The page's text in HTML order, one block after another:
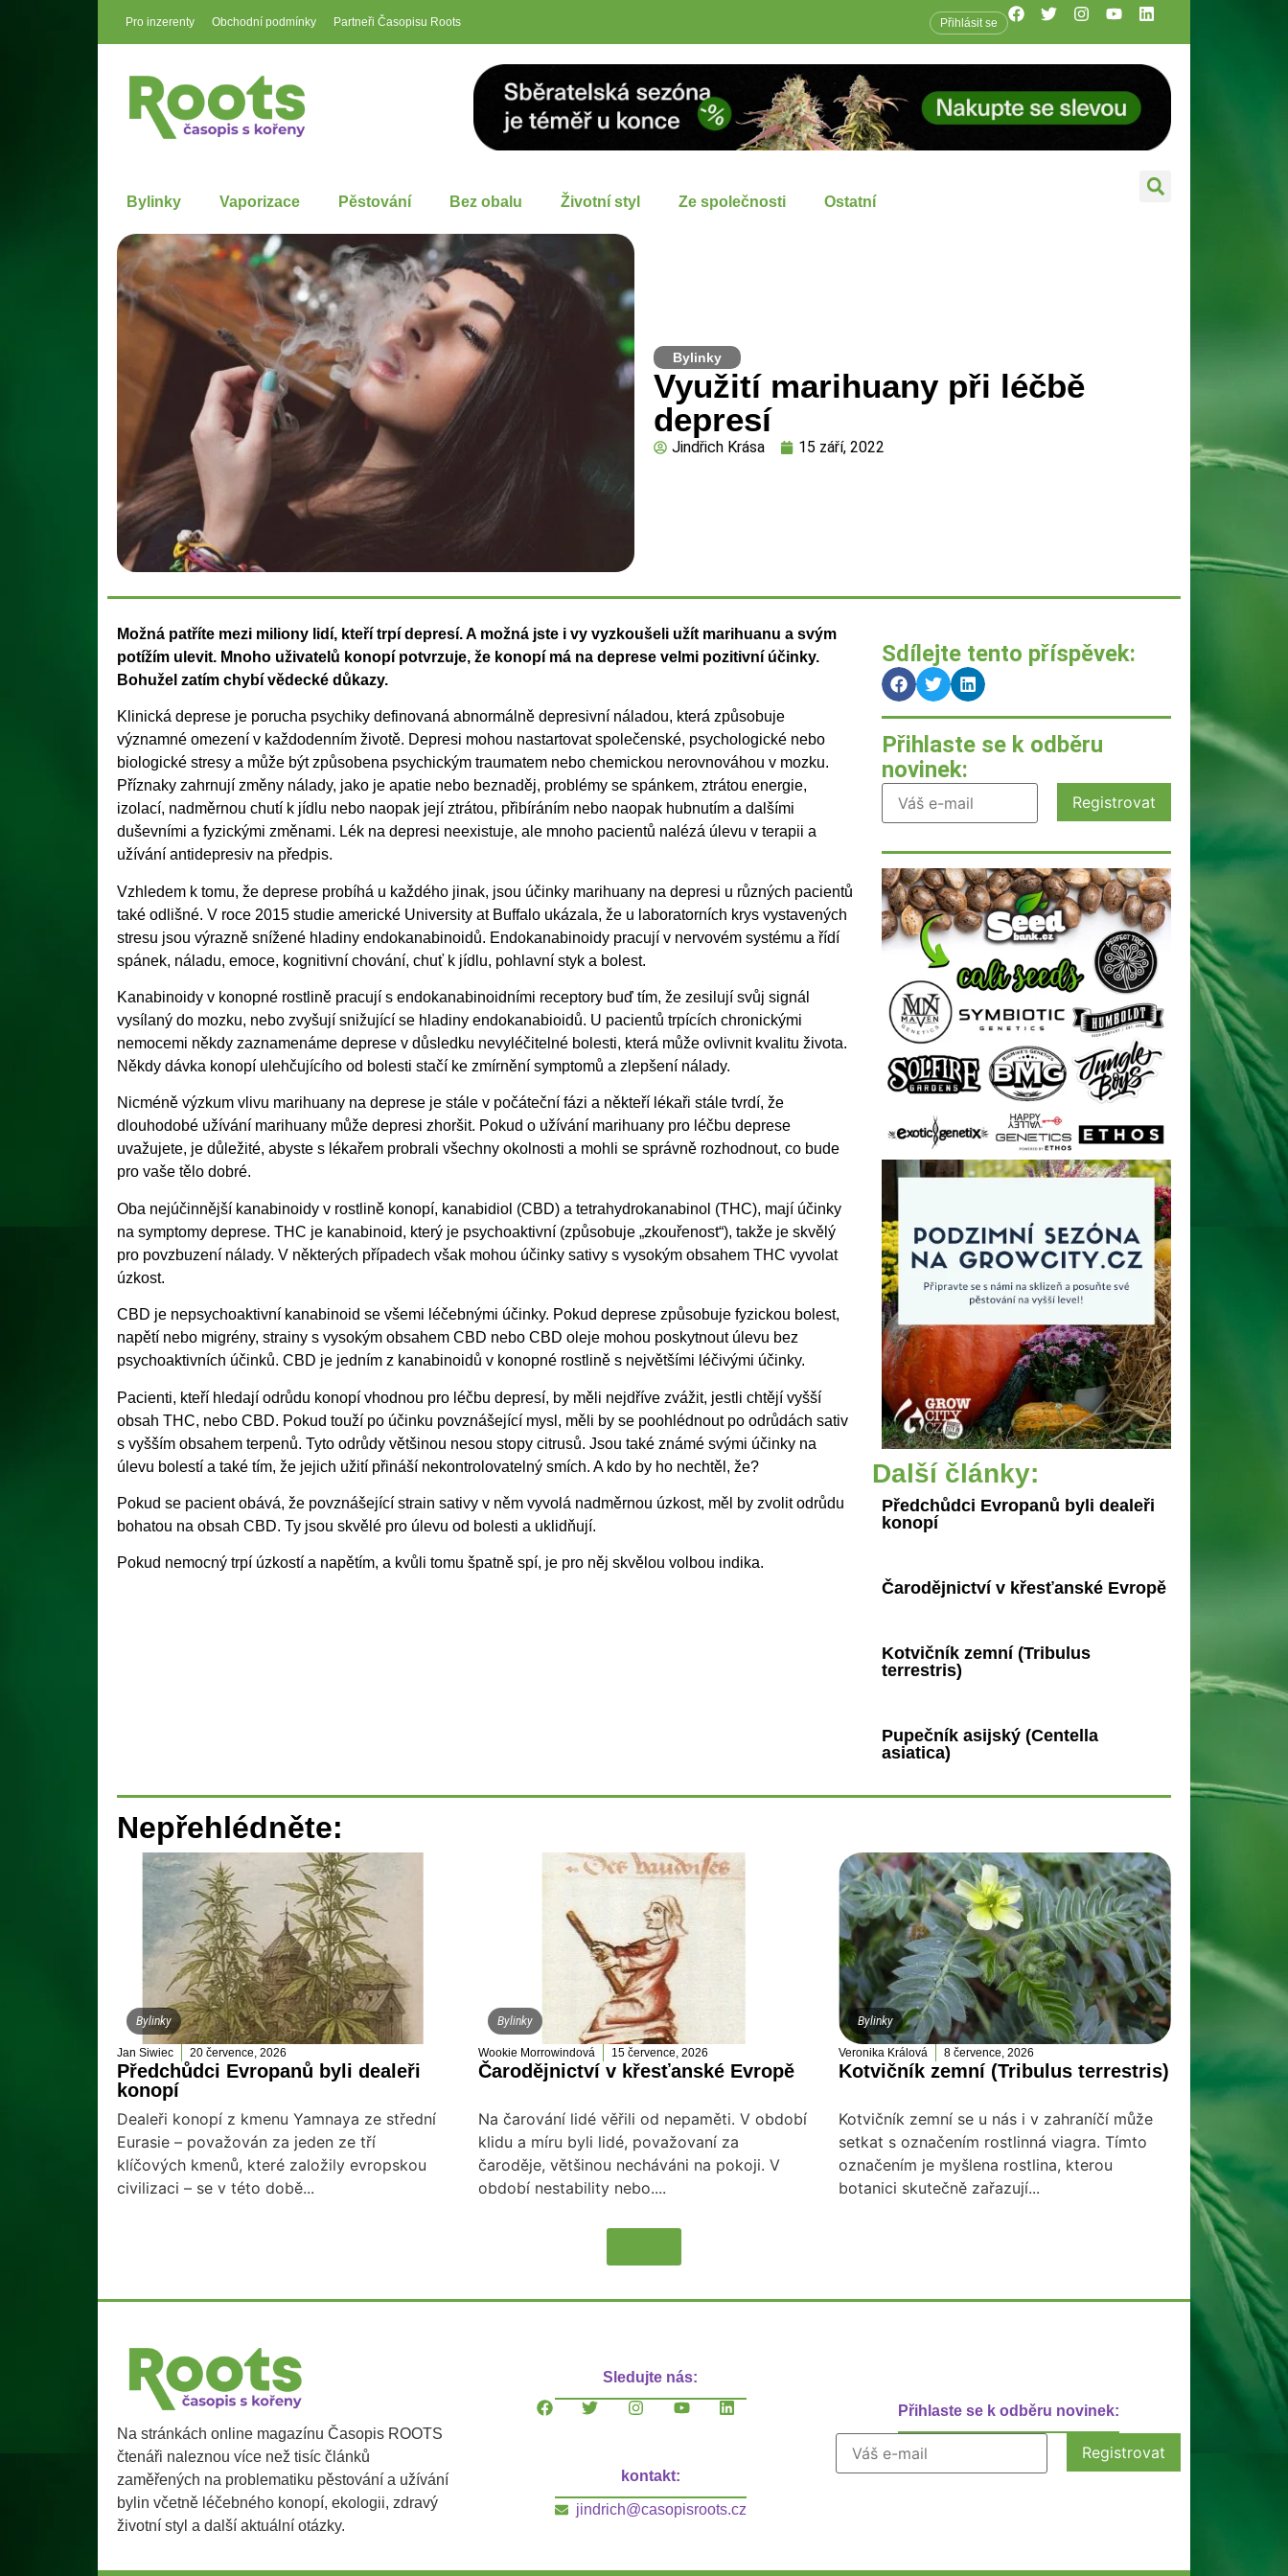
Pro inzerenty Obchodní podmínky Partneři Časopisu Roots Přihlásit se
Bylinky Vaporizace Pěstování Bez obalu Životní styl Ze společnosti Ostatní
Bylinky
Využití marihuany při léčbě
depresí
Jindřich Krása 15 září, 2022
Možná patříte mezi miliony lidí, kteří trpí depresí. A možná jste i vy vyzkoušeli užít marihuanu a svým
potížím ulevit. Mnoho uživatelů konopí potvrzuje, že konopí má na deprese velmi pozitivní účinky.
Bohužel zatím chybí vědecké důkazy.
Klinická deprese je porucha psychiky definovaná abnormálně depresivní náladou, která způsobuje
významné omezení v každodenním životě. Depresi mohou nastartovat společenské, psychologické nebo
biologické stresy a může být způsobena psychickým traumatem nebo chemickou nerovnováhou v mozku.
Příznaky zahrnují změny nálady, jako je apatie nebo beznaděj, problémy se spánkem, ztrátou energie,
izolací, nadměrnou chutí k jídlu nebo naopak její ztrátou, přibíráním nebo naopak hubnutím a dalšími
duševními a fyzickými změnami. Lék na depresi neexistuje, ale mnoho pacientů nalézá úlevu v terapii a
užívání antidepresiv na předpis.
Vzhledem k tomu, že deprese probíhá u každého jinak, jsou účinky marihuany na depresi u různých pacientů
také odlišné. V roce 2015 studie americké University at Buffalo ukázala, že u laboratorních krys vystavených
stresu jsou výrazně snížené hladiny endokanabinoidů. Endokanabinoidy pracují v nervovém systému a řídí
spánek, náladu, emoce, kognitivní chování, chuť k jídlu, pohlavní styk a bolest.
Kanabinoidy v konopné rostlině pracují s endokanabinoidními receptory buď tím, že zesilují svůj signál
vysílaný do mozku, nebo zvyšují snižující se hladiny endokanabioidů. U pacientů trpících chronickými
nemocemi někdy zaznamenáme deprese v důsledku nevyléčitelné bolesti, která může ovlivnit kvalitu života.
Někdy dávka konopí ulehčujícího od bolesti stačí ke zmírnění symptomů a zlepšení nálady.
Nicméně výzkum vlivu marihuany na deprese je stále v počáteční fázi a někteří lékaři stále tvrdí, že
dlouhodobé užívání marihuany může depresi zhoršit. Pokud o užívání marihuany pro léčbu deprese
uvažujete, je důležité, abyste s lékařem probrali všechny okolnosti a mohli se správně rozhodnout, co bude
pro vaše tělo dobré.
Oba nejúčinnější kanabinoidy v rostlině konopí, kanabidiol (CBD) a tetrahydrokanabinol (THC), mají účinky
na symptomy deprese. THC je kanabinoid, který je psychoaktivní (způsobuje „zkouřenost“), takže je skvělý
pro povzbuzení nálady. V některých případech však mohou účinky sativy s vysokým obsahem THC vyvolat
úzkost.
CBD je nepsychoaktivní kanabinoid se všemi léčebnými účinky. Pokud deprese způsobuje fyzickou bolest,
napětí nebo migrény, strainy s vysokým obsahem CBD nebo CBD oleje mohou poskytnout úlevu bez
psychoaktivních účinků. CBD je jedním z kanabinoidů v konopné rostlině s největšími léčivými účinky.
Pacienti, kteří hledají odrůdu konopí vhodnou pro léčbu depresí, by měli nejdříve zvážit, jestli chtějí vyšší
obsah THC, nebo CBD. Pokud touží po účinku povznášející mysl, měli by se poohlédnout po odrůdách sativ
s vyšším obsahem terpenů. Tyto odrůdy většinou nesou stopy citrusů. Jsou také známé svými účinky na
úlevu bolestí a také tím, že jejich užití přináší nekontrolovatelný smích. A kdo by ho nechtěl, že?
Pokud se pacient obává, že povznášející strain sativy v něm vyvolá nadměrnou úzkost, měl by zvolit odrůdu
bohatou na obsah CBD. Ty jsou skvělé pro úlevu od bolesti a uklidňují.
Pokud nemocný trpí úzkostí a napětím, a kvůli tomu špatně spí, je pro něj skvělou volbou indika.
Sdílejte tento příspěvek:
Přihlaste se k odběru
novinek:
Další články:
Předchůdci Evropanů byli dealeři
konopí
Čarodějnictví v křesťanské Evropě
Kotvičník zemní (Tribulus
terrestris)
Pupečník asijský (Centella
asiatica)
Nepřehlédněte:
Bylinky
Jan Siwiec 20 července, 2026
Předchůdci Evropanů byli dealeři
konopí
Dealeři konopí z kmenu Yamnaya ze střední
Eurasie – považován za jeden ze tří
klíčových kmenů, které založily evropskou
civilizaci – se v této době...
Bylinky
Wookie Morrowindová 15 července, 2026
Čarodějnictví v křesťanské Evropě
Na čarování lidé věřili od nepaměti. V období
klidu a míru byli lidé, považovaní za
čaroděje, většinou necháváni na pokoji. V
období nestability nebo....
Bylinky
Veronika Králová 8 července, 2026
Kotvičník zemní (Tribulus terrestris)
Kotvičník zemní se u nás i v zahraníčí může
setkat s označením rostlinná viagra. Tímto
označením je myšlena rostlina, kterou
botanici skutečně zařazují...
Na stránkách online magazínu Časopis ROOTS
čtenáři naleznou více než tisíc článků
zaměřených na problematiku pěstování a užívání
bylin včetně léčebného konopí, ekologii, zdravý
životní styl a další aktuální otázky.
Sledujte nás:
kontakt:
jindrich@casopisroots.cz
Přihlaste se k odběru novinek: